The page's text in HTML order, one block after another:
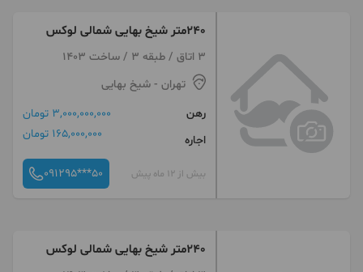
۲۴۰متر شیخ بهایی شمالی لوکس
3 اتاق / طبقه 3 / ساخت 1403
تهران - شیخ بهایی
رهن
3,000,000,000 تومان
اجاره
165,000,000 تومان
بیش از 12 ماه پیش 091295***50
۲۴۰متر شیخ بهایی شمالی لوکس